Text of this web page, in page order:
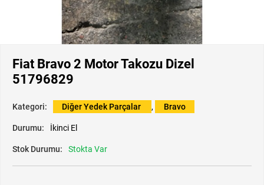
Fiat Bravo 2 Motor Takozu Dizel
51796829
Kategori: Diğer Yedek Parçalar , Bravo
Durumu: İkinci El
Stok Durumu: Stokta Var